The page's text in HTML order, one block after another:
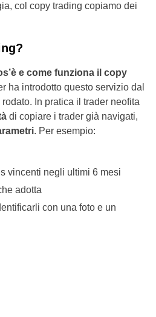
col copy trading copiamo dei
e come funziona il copy
ha introdotto questo servizio dal
In pratica il trader neofita
di copiare i trader già navigati,
. Per esempio:
vincenti negli ultimi 6 mesi
adotta
con una foto e un